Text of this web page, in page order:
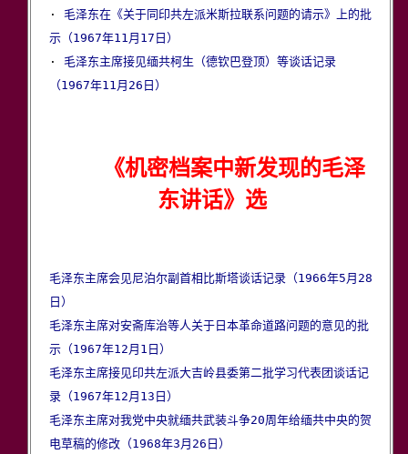
· 毛泽东在《关于同印共左派米斯拉联系问题的请示》上的批
示（1967年11月17日）
· 毛泽东主席接见缅共柯生（德钦巴登顶）等谈话记录
（1967年11月26日）
《机密档案中新发现的毛泽
东讲话》选
毛泽东主席会见尼泊尔副首相比斯塔谈话记录（1966年5月28
日）
毛泽东主席对安斋库治等人关于日本革命道路问题的意见的批
示（1967年12月1日）
毛泽东主席接见印共左派大吉岭县委第二批学习代表团谈话记
录（1967年12月13日）
毛泽东主席对我党中央就缅共武装斗争20周年给缅共中央的贺
电草稿的修改（1968年3月26日）